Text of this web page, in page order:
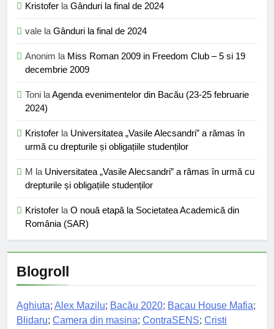
Kristofer la Gânduri la final de 2024
vale la Gânduri la final de 2024
Anonim la Miss Roman 2009 in Freedom Club – 5 si 19
decembrie 2009
Toni laAgenda evenimentelor din Bacău (23-25 februarie
2024)
Kristofer la Universitatea „Vasile Alecsandri” a rămas în
urmă cu drepturile și obligațiile studenților
M la Universitatea „Vasile Alecsandri” a rămas în urmă cu
drepturile și obligațiile studenților
Kristofer la O nouă etapă la Societatea Academică din
România (SAR)
Blogroll
Aghiuta; Alex Mazilu; Bacău 2020; Bacau House Mafia;
Blidaru; Camera din masina; ContraSENS; Cristi